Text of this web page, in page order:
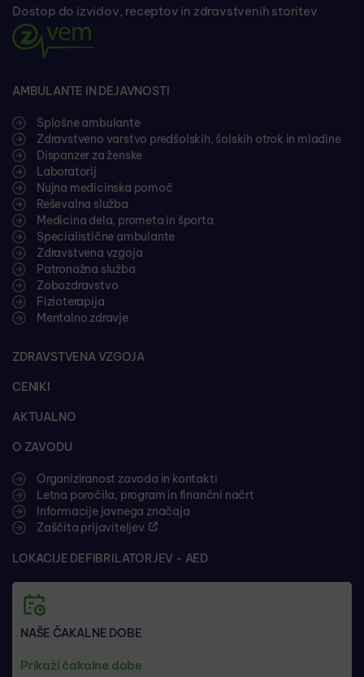
Dostop do izvidov, receptov in zdravstvenih storitev
AMBULANTE IN DEJAVNOSTI
Splošne ambulante
Zdravstveno varstvo predšolskih, šolskih otrok in mladine
Dispanzer za ženske
Laboratorij
Nujna medicinska pomoč
Reševalna služba
Medicina dela, prometa in športa
Specialistične ambulante
Zdravstvena vzgoja
Patronažna služba
Zobozdravstvo
Fizioterapija
Mentalno zdravje
ZDRAVSTVENA VZGOJA
CENIKI
AKTUALNO
O ZAVODU
Organiziranost zavoda in kontakti
Letna poročila, program in finančni načrt
Informacije javnega značaja
Zaščita prijaviteljev
LOKACIJE DEFIBRILATORJEV - AED
NAŠE ČAKALNE DOBE
Prikaži čakalne dobe